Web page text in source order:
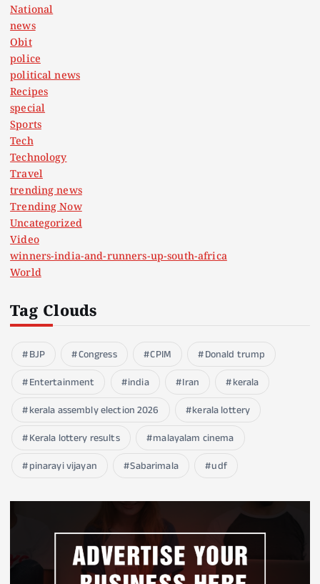
National
news
Obit
police
political news
Recipes
special
Sports
Tech
Technology
Travel
trending news
Trending Now
Uncategorized
Video
winners-india-and-runners-up-south-africa
World
Tag Clouds
BJP Congress CPIM
Donald trump
Entertainment
india Iran
kerala
kerala assembly election 2026
kerala lottery
Kerala lottery results
malayalam cinema
pinarayi vijayan
Sabarimala udf